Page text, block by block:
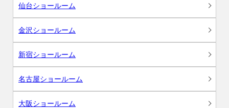
仙台ショールーム
金沢ショールーム
新宿ショールーム
名古屋ショールーム
大阪ショールーム